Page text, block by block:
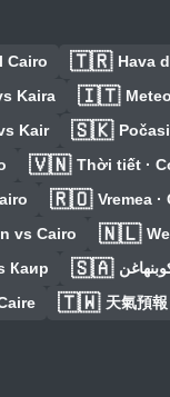
Cairo 🇹🇷 Hava
Kaira
🇮🇹
Kair
🇸🇰
🇻🇳 Thời tiết ·
🇷🇴 Vremea
vs Cairo
🇳🇱
Каир
🇸🇦
🇹🇼 天氣預